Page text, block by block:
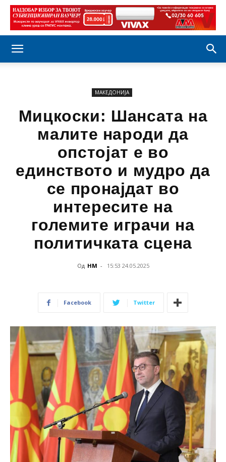
МАКЕДОНИЈА
Мицкоски: Шансата на
малите народи да
опстојат е во
единството и мудро да
се пронајдат во
интересите на
големите играчи на
политичката сцена
Од НМ - 15:53 24.05.2025
Facebook Twitter